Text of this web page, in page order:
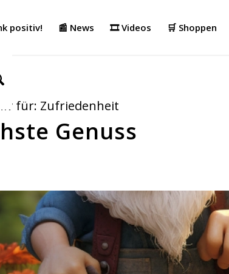
positiv! 📰 News 🎞️ Videos 🛒 Shoppen
für: Zufriedenheit
Genuss